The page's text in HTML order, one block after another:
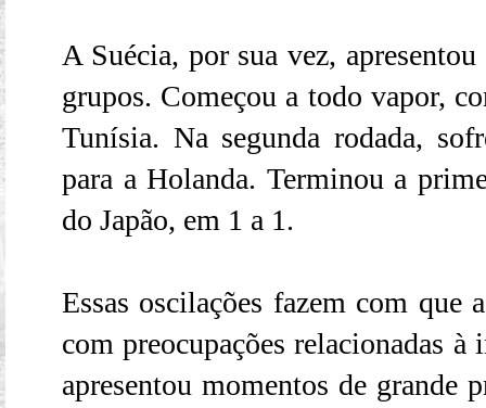
A Suécia, por sua vez,
grupos. Começou a todo vapor,
Tunísia. Na segunda rodada,
para a Holanda. Terminou a
do Japão, em 1 a 1.
Essas oscilações fazem com que
com preocupações relacionadas
apresentou momentos de grande